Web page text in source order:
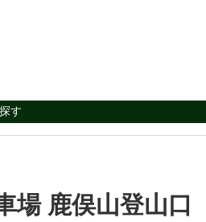
す
場 鹿俣山登山口